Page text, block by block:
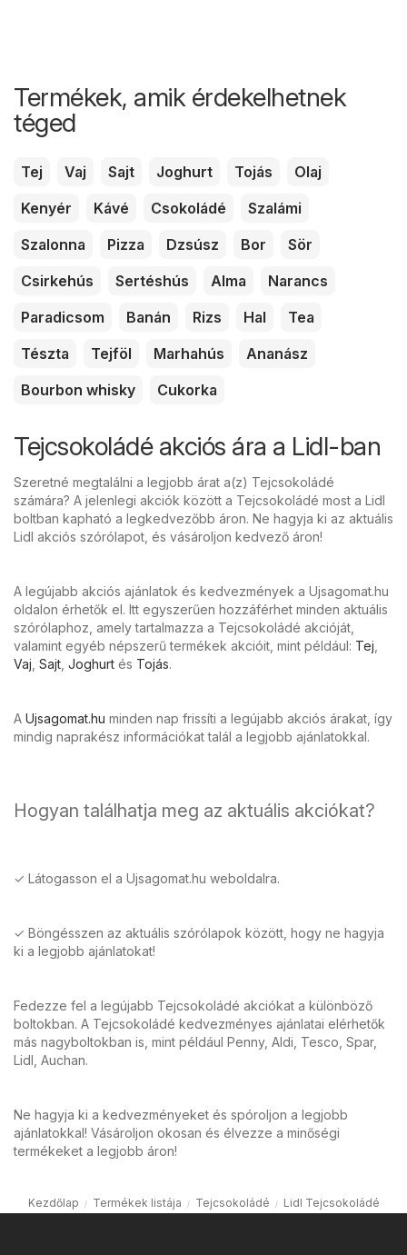
Termékek, amik érdekelhetnek
téged
Tej Vaj Sajt Joghurt Tojás
Olaj
Kenyér
Kávé Csokoládé
Szalámi
Szalonna
Pizza Dzsúsz Bor
Sör
Csirkehús
Sertéshús Alma
Narancs
Paradicsom
Banán Rizs Hal
Tea
Tészta
Tejföl Marhahús
Ananász
Bourbon whisky
Cukorka
Tejcsokoládé akciós ára a Lidl-ban
Szeretné megtalálni a legjobb árat a(z) Tejcsokoládé
számára? A jelenlegi akciók között a Tejcsokoládé most a Lidl
boltban kapható a legkedvezőbb áron. Ne hagyja ki az aktuális
Lidl akciós szórólapot, és vásároljon kedvező áron!
A legújabb akciós ajánlatok és kedvezmények a Ujsagomat.hu
oldalon érhetők el. Itt egyszerűen hozzáférhet minden aktuális
szórólaphoz, amely tartalmazza a Tejcsokoládé akcióját,
valamint egyéb népszerű termékek akcióit, mint például: Tej
Vaj Sajt Joghurt és Tojás.
A Ujsagomat.hu minden nap frissíti a legújabb akciós árakat, így
mindig naprakész információkat talál a legjobb ajánlatokkal.
Hogyan találhatja meg az aktuális akciókat?
✓ Látogasson el a Ujsagomat.hu weboldalra.
✓ Böngésszen az aktuális szórólapok között, hogy ne hagyja
ki a legjobb ajánlatokat!
Fedezze fel a legújabb Tejcsokoládé akciókat a különböző
boltokban. A Tejcsokoládé kedvezményes ajánlatai elérhetők
más nagyboltokban is, mint például Penny, Aldi, Tesco, Spar,
Lidl, Auchan.
Ne hagyja ki a kedvezményeket és spóroljon a legjobb
ajánlatokkal! Vásároljon okosan és élvezze a minőségi
termékeket a legjobb áron!
Kezdőlap Termékek listája Tejcsokoládé Lidl Tejcsokoládé